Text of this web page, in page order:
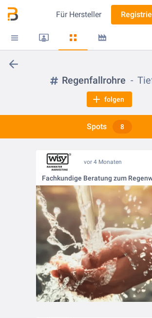
Für Hersteller
Regenfallrohre
folgen
Spots 8
vor 4 Monaten